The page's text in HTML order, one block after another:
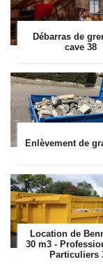
Débarras de
cave 38
Enlèvement de
Location de
30 m3 -
Particuliers